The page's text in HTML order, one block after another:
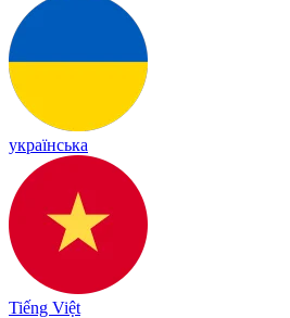
українська
Tiếng Việt